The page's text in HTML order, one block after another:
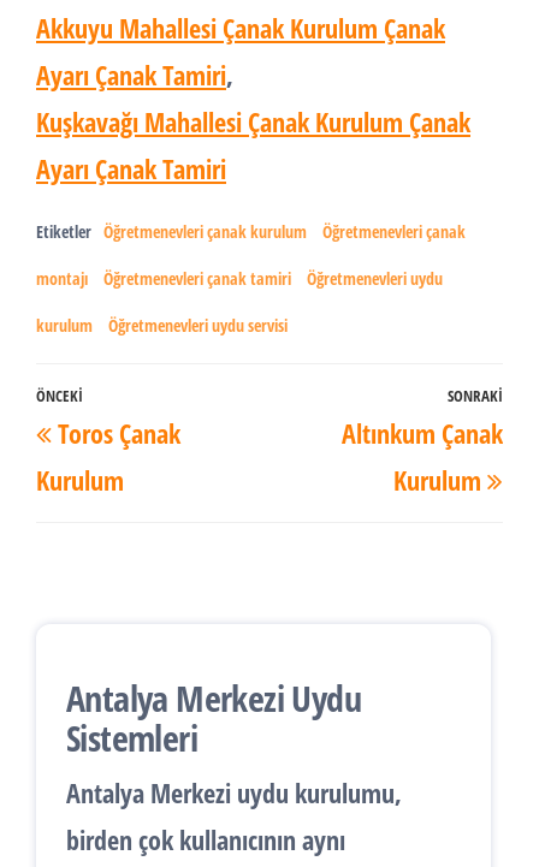
Akkuyu Mahallesi Çanak Kurulum Çanak
Ayarı Çanak Tamiri,
Kuşkavağı Mahallesi Çanak Kurulum Çanak
Ayarı Çanak Tamiri
Etiketler Öğretmenevleri çanak kurulum Öğretmenevleri çanak
montajı Öğretmenevleri çanak tamiri Öğretmenevleri uydu
kurulum Öğretmenevleri uydu servisi
Yazı
dolaşımı
Önceki
Yazı
ÖNCEKI
Toros Çanak
Kurulum
Yazı
SONRAKI
Altınkum Çanak
Kurulum
Antalya Merkezi Uydu
Sistemleri
Antalya Merkezi uydu kurulumu,
birden çok kullanıcının aynı